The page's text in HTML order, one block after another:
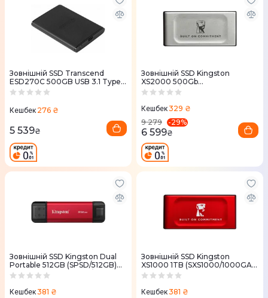
Зовнiшнiй SSD Transcend
ESD270C 500GB USB 3.1 Type-
C
Кешбек 276 ₴
5 539₴
Зовнiшнiй SSD Kingston
XS2000 500Gb
(SXS2000/500GA) USB 3.2 Gen
Кешбек329 ₴
9 279
-29%
6 599₴
Зовнiшнiй SSD Kingston Dual
Portable 512GB (SPSD/512GB)
USB 3.2 Gen 2 Type-C/Type-A
Кешбек381 ₴
Зовнiшнiй SSD Kingston
XS1000 1TB (SXS1000/1000GA)
USB 3.2 Gen 2 Type-C
Кешбек381 ₴